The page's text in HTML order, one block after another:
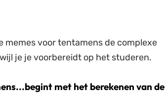
memes voor tentamens de complexe
je je voorbereidt op het studeren.
met het berekenen van de